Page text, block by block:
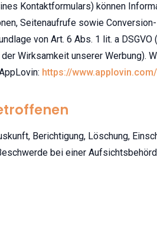
Kontaktformulars) können
Seitenaufrufe sowie
von Art. 6 Abs. 1 lit. a
Wirksamkeit unserer Werbung).
https://
Berichtigung, Löschung,
bei einer